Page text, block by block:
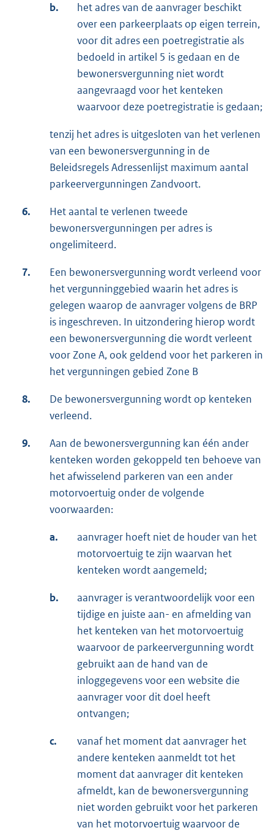
b.
het adres van de aanvrager beschikt
over een parkeerplaats op eigen terrein,
voor dit adres een poetregistratie als
bedoeld in artikel 5 is gedaan en de
bewonersvergunning niet wordt
aangevraagd voor het kenteken
waarvoor deze poetregistratie is gedaan;
tenzij het adres is uitgesloten van het verlenen
van een bewonersvergunning in de
Beleidsregels Adressenlijst maximum aantal
parkeervergunningen Zandvoort.
6.
Het aantal te verlenen tweede
bewonersvergunningen per adres is
ongelimiteerd.
7.
Een bewonersvergunning wordt verleend voor
het vergunninggebied waarin het adres is
gelegen waarop de aanvrager volgens de BRP
is ingeschreven. In uitzondering hierop wordt
een bewonersvergunning die wordt verleent
voor Zone A, ook geldend voor het parkeren in
het vergunningen gebied Zone B
8.
De bewonersvergunning wordt op kenteken
verleend.
9.
Aan de bewonersvergunning kan één ander
kenteken worden gekoppeld ten behoeve van
het afwisselend parkeren van een ander
motorvoertuig onder de volgende
voorwaarden:
a.
aanvrager hoeft niet de houder van het
motorvoertuig te zijn waarvan het
kenteken wordt aangemeld;
b.
aanvrager is verantwoordelijk voor een
tijdige en juiste aan- en afmelding van
het kenteken van het motorvoertuig
waarvoor de parkeervergunning wordt
gebruikt aan de hand van de
inloggegevens voor een website die
aanvrager voor dit doel heeft
ontvangen;
c.
vanaf het moment dat aanvrager het
andere kenteken aanmeldt tot het
moment dat aanvrager dit kenteken
afmeldt, kan de bewonersvergunning
niet worden gebruikt voor het parkeren
van het motorvoertuig waarvoor de